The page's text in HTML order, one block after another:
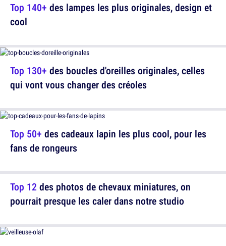
Top 140+ des lampes les plus originales, design et
cool
Top 50+ des cadeaux lapin les plus cool, pour les
fans de rongeurs
Top 130+ des boucles d'oreilles originales, celles
qui vont vous changer des créoles
Top 12 des photos de chevaux miniatures, on
pourrait presque les caler dans notre studio